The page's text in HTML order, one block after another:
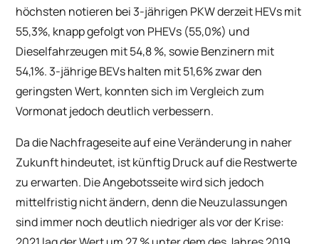
höchsten notieren bei 3-jährigen PKW derzeit HEVs mit
55,3%, knapp gefolgt von PHEVs (55,0%) und
Dieselfahrzeugen mit 54,8 %, sowie Benzinern mit
54,1%. 3-jährige BEVs halten mit 51,6% zwar den
geringsten Wert, konnten sich im Vergleich zum
Vormonat jedoch deutlich verbessern.
Da die Nachfrageseite auf eine Veränderung in naher
Zukunft hindeutet, ist künftig Druck auf die Restwerte
zu erwarten. Die Angebotsseite wird sich jedoch
mittelfristig nicht ändern, denn die Neuzulassungen
sind immer noch deutlich niedriger als vor der Krise: